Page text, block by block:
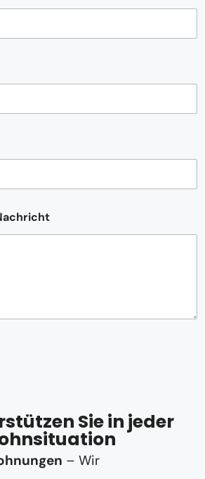
Sie in jeder
– Wir